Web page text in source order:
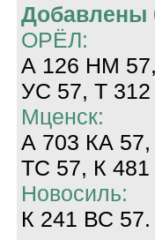
Добавлены
ОРЁЛ:
А 126 НМ
УС 57, Т
Мценск:
А 703 КА
ТС 57, К
Новосиль:
К 241 ВС 57.